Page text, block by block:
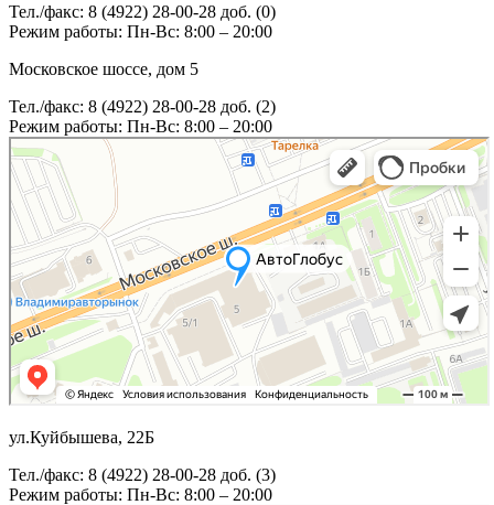
Тел./факс: 8 (4922) 28-00-28 доб. (0)
Режим работы: Пн-Вс: 8:00 – 20:00
Московское шоссе, дом 5
Тел./факс: 8 (4922) 28-00-28 доб. (2)
Режим работы: Пн-Вс: 8:00 – 20:00
ул.Куйбышева, 22Б
Тел./факс: 8 (4922) 28-00-28 доб. (3)
Режим работы: Пн-Вс: 8:00 – 20:00